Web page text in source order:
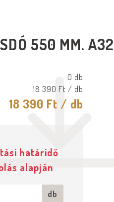
550 MM.
0 db
18 390 Ft / db
18 390 Ft / db
határidő
alapján
db